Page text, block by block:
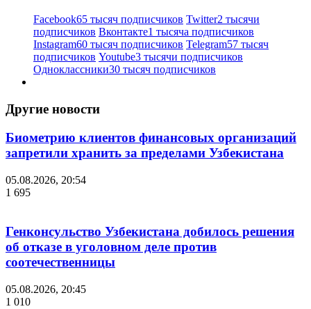
Facebook65 тысяч подписчиков Twitter2 тысячи
подписчиков Вконтакте1 тысяча подписчиков
Instagram60 тысяч подписчиков Telegram57 тысяч
подписчиков Youtube3 тысячи подписчиков
Одноклассники30 тысяч подписчиков
Другие новости
Биометрию клиентов финансовых организаций
запретили хранить за пределами Узбекистана
05.08.2026, 20:54
1 695
Генконсульство Узбекистана добилось решения
об отказе в уголовном деле против
соотечественницы
05.08.2026, 20:45
1 010